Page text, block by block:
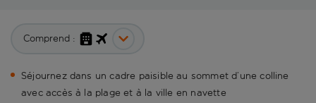
Comprend :
Séjournez dans un cadre paisible au sommet d’une colline
avec accès à la plage et à la ville en navette